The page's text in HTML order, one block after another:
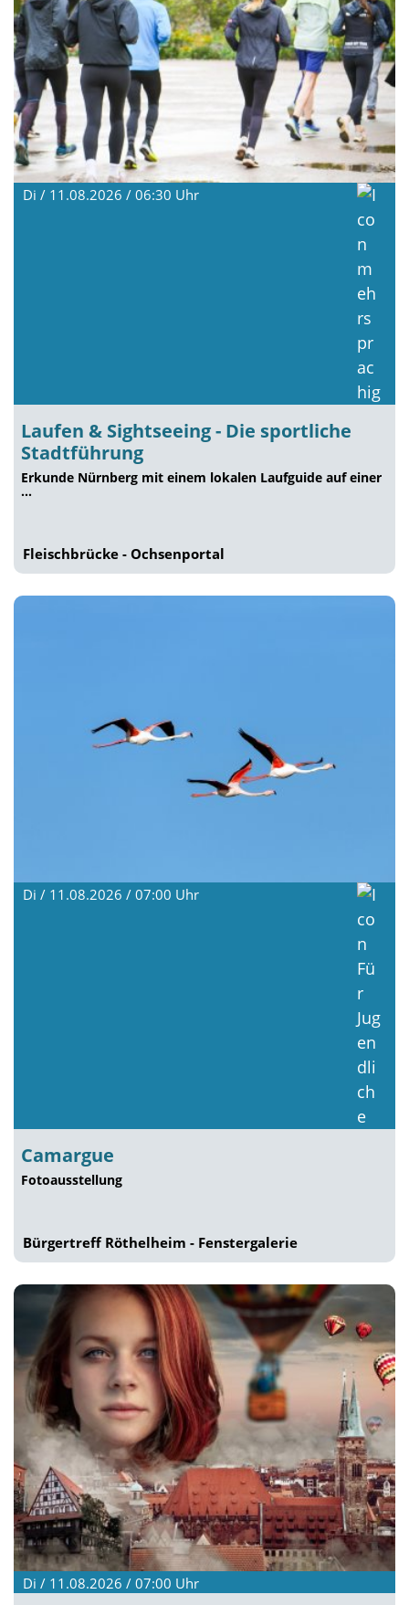
Di / 11.08.2026 / 06:30 Uhr
Laufen & Sightseeing - Die sportliche
Stadtführung
Erkunde Nürnberg mit einem lokalen Laufguide auf einer
…
Fleischbrücke - Ochsenportal
Di / 11.08.2026 / 07:00 Uhr
Camargue
Fotoausstellung
Bürgertreff Röthelheim - Fenstergalerie
Di / 11.08.2026 / 07:00 Uhr